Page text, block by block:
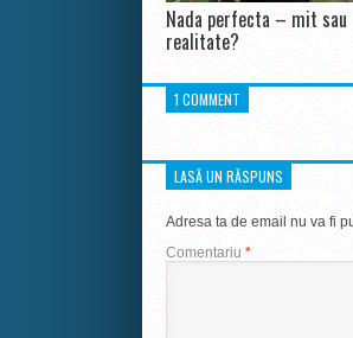
Nada perfecta – mit sau
realitate?
1 COMMENT
LASĂ UN RĂSPUNS
Adresa ta de email nu va fi
Comentariu *